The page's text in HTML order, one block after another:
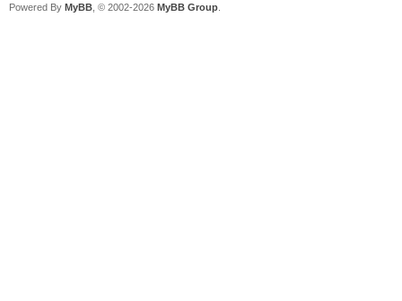
Powered By MyBB , © 2002-2026 MyBB Group